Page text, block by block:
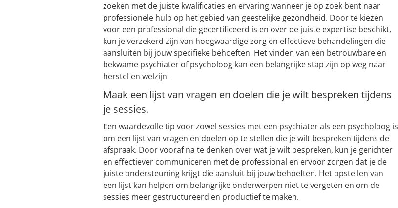
zoeken met de juiste kwalificaties en ervaring wanneer je op zoek bent naar
professionele hulp op het gebied van geestelijke gezondheid. Door te kiezen
voor een professional die gecertificeerd is en over de juiste expertise beschikt,
kun je verzekerd zijn van hoogwaardige zorg en effectieve behandelingen die
aansluiten bij jouw specifieke behoeften. Het vinden van een betrouwbare en
bekwame psychiater of psycholoog kan een belangrijke stap zijn op weg naar
herstel en welzijn.
Maak een lijst van vragen en doelen die je wilt bespreken tijdens
je sessies.
Een waardevolle tip voor zowel sessies met een psychiater als een psycholoog is
om een lijst van vragen en doelen op te stellen die je wilt bespreken tijdens de
afspraak. Door vooraf na te denken over wat je wilt bespreken, kun je gerichter
en effectiever communiceren met de professional en ervoor zorgen dat je de
juiste ondersteuning krijgt die aansluit bij jouw behoeften. Het opstellen van
een lijst kan helpen om belangrijke onderwerpen niet te vergeten en om de
sessies meer gestructureerd en productief te maken.